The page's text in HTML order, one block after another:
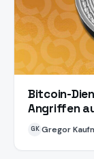
Bitcoin-
Angriffen
GK Gregor